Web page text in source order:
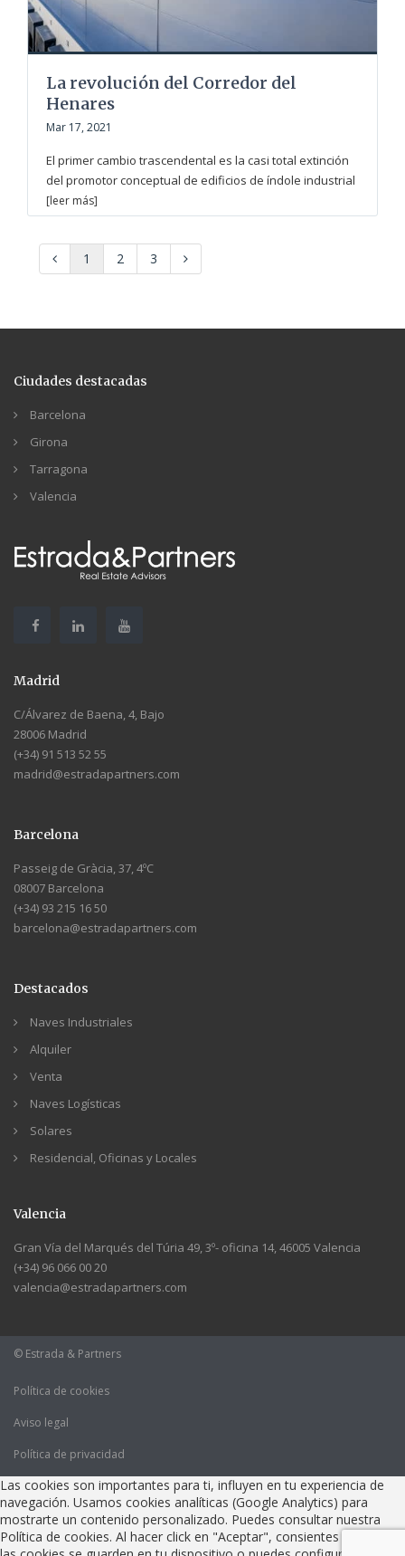
La revolución del Corredor del
Henares
Mar 17, 2021
El primer cambio trascendental es la casi total extinción
del promotor conceptual de edificios de índole industrial
[leer más]
1 2 3
Ciudades destacadas
Barcelona
Girona
Tarragona
Valencia
Madrid
C/Álvarez de Baena, 4, Bajo
28006 Madrid
(+34) 91 513 52 55
madrid@estradapartners.com
Barcelona
Passeig de Gràcia, 37, 4ºC
08007 Barcelona
(+34) 93 215 16 50
barcelona@estradapartners.com
Destacados
Naves Industriales
Alquiler
Venta
Naves Logísticas
Solares
Residencial, Oficinas y Locales
Valencia
Gran Vía del Marqués del Túria 49, 3º- oficina 14, 46005 Valencia
(+34) 96 066 00 20
valencia@estradapartners.com
© Estrada & Partners
Política de cookies
Aviso legal
Política de privacidad
Las cookies son importantes para ti, influyen en tu experiencia de
navegación. Usamos cookies analíticas (Google Analytics) para
mostrarte un contenido personalizado. Puedes consultar nuestra
Política de cookies. Al hacer click en "Aceptar", consientes que todas